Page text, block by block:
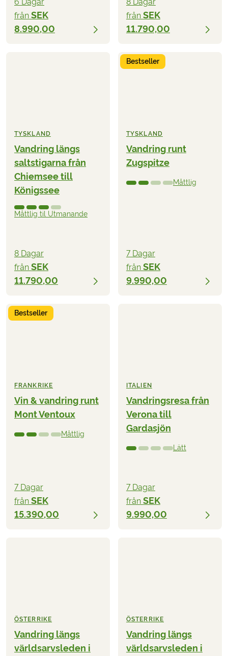
6 Dagar
från SEK
8.990,00
8 Dagar
från SEK
11.790,00
TYSKLAND
Vandring längs
saltstigarna från
Chiemsee till
Königssee
Måttlig til Utmanande
8 Dagar
från SEK
11.790,00
Bestseller
TYSKLAND
Vandring runt
Zugspitze
Måttlig
7 Dagar
från SEK
9.990,00
Bestseller
FRANKRIKE
Vin & vandring runt
Mont Ventoux
Måttlig
7 Dagar
från SEK
15.390,00
ITALIEN
Vandringsresa från
Verona till
Gardasjön
Lätt
7 Dagar
från SEK
9.990,00
ÖSTERRIKE
Vandring längs
världsarvsleden i
ÖSTERRIKE
Vandring längs
världsarvsleden i